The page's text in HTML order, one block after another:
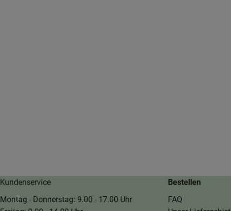
Kundenservice
Montag - Donnerstag: 9.00 - 17.00 Uhr
Bestellen
FAQ